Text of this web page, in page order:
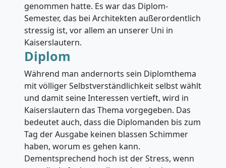
genommen hatte. Es war das Diplom-
Semester, das bei Architekten außerordentlich
stressig ist, vor allem an unserer Uni in
Kaiserslautern.
Diplom
Während man andernorts sein Diplomthema
mit völliger Selbstverständlichkeit selbst wählt
und damit seine Interessen vertieft, wird in
Kaiserslautern das Thema vorgegeben. Das
bedeutet auch, dass die Diplomanden bis zum
Tag der Ausgabe keinen blassen Schimmer
haben, worum es gehen kann.
Dementsprechend hoch ist der Stress, wenn